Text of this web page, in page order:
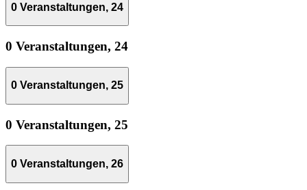
0 Veranstaltungen, 24
0 Veranstaltungen, 24
0 Veranstaltungen, 25
0 Veranstaltungen, 25
0 Veranstaltungen, 26